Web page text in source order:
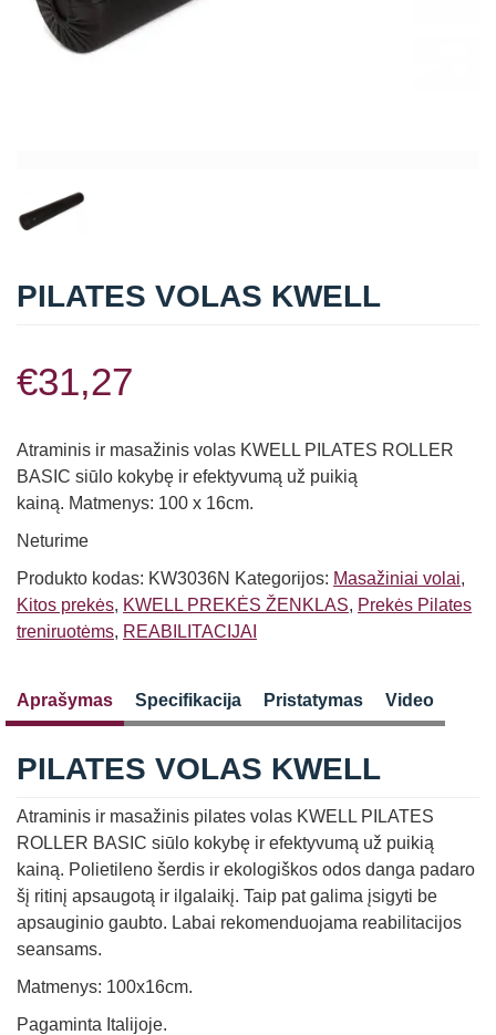
Straipsniai
Sėkmės istorijos
PILATES VOLAS KWELL
€31,27
Atraminis ir masažinis volas KWELL PILATES ROLLER
BASIC siūlo kokybę ir efektyvumą už puikią
kainą. Matmenys: 100 x 16cm.
Neturime
Produkto kodas: KW3036N Kategorijos: Masažiniai volai,
Kitos prekės, KWELL PREKĖS ŽENKLAS, Prekės Pilates
treniruotėms, REABILITACIJAI
Aprašymas Specifikacija Pristatymas Video
PILATES VOLAS KWELL
Atraminis ir masažinis pilates volas KWELL PILATES
ROLLER BASIC siūlo kokybę ir efektyvumą už puikią
kainą. Polietileno šerdis ir ekologiškos odos danga padaro
šį ritinį apsaugotą ir ilgalaikį. Taip pat galima įsigyti be
apsauginio gaubto. Labai rekomenduojama reabilitacijos
seansams.
Matmenys: 100x16cm.
Pagaminta Italijoje.